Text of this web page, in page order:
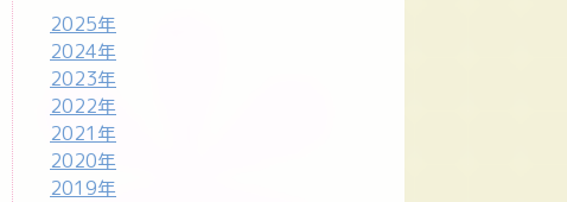
2025年
2024年
2023年
2022年
2021年
2020年
2019年